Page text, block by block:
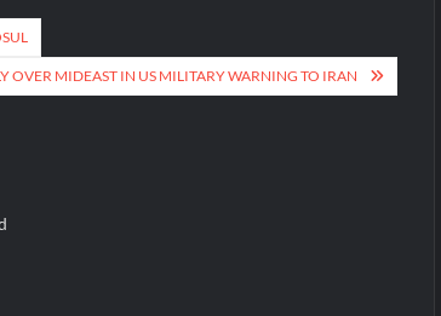
OVER MIDEAST IN US MILITARY WARNING TO IRAN